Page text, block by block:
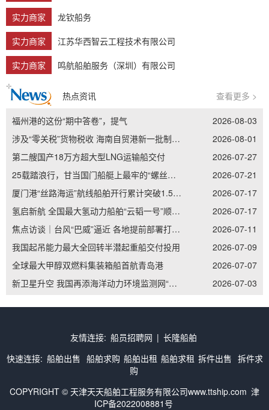
实力商家
龙钦船务
实力商家
江苏华西智云工程技术有限公司
实力商家
鸣航船舶服务（深圳）有限公司
热点资讯 查看更多 >
福州港的这份“期中答卷”，提气
2026-08-03
涉及“零关税”货物税收 海南自贸港新一批制度集成创新案例发布
2026-08-01
第二艘国产18万方超大型LNG运输船交付
2026-07-27
25载踏浪行，甘当国门船艇上最牢的“螺丝钉”——记南通边检老兵李加立的“硬核”坚守
2026-07-21
厦门港“丝路海运”航线船舶开行累计突破1.5万艘次
2026-07-17
氢启新航 全国最大氢动力船舶“云韬一号”顺利吉水
2026-07-17
焦点访谈｜台风“巴威”逼近 各地提前部署打好防御主动仗
2026-07-11
我国起吊能力最大全回转半潜起重船交付投用
2026-07-09
全球最大甲醇双燃料集装箱船首航青岛港
2026-07-07
新卫星升空 我国再添海洋动力环境监测网“天眼”
2026-07-03
友情连接: 船员招聘网 | 长隆船舶
快速连接: 船舶出售 船舶求购 船舶出租 船舶求租 拆件出售 拆件求
购
COPYRIGHT © 天津天天船舶工程服务有限公司www.ttship.com 津
ICP备2022008881号